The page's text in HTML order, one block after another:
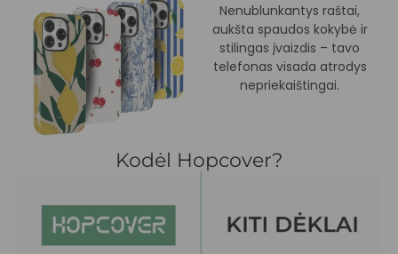
Nenublunkantys raštai,
aukšta spaudos kokybė ir
stilingas įvaizdis – tavo
telefonas visada atrodys
nepriekaištingai.
Kodėl Hopcover?